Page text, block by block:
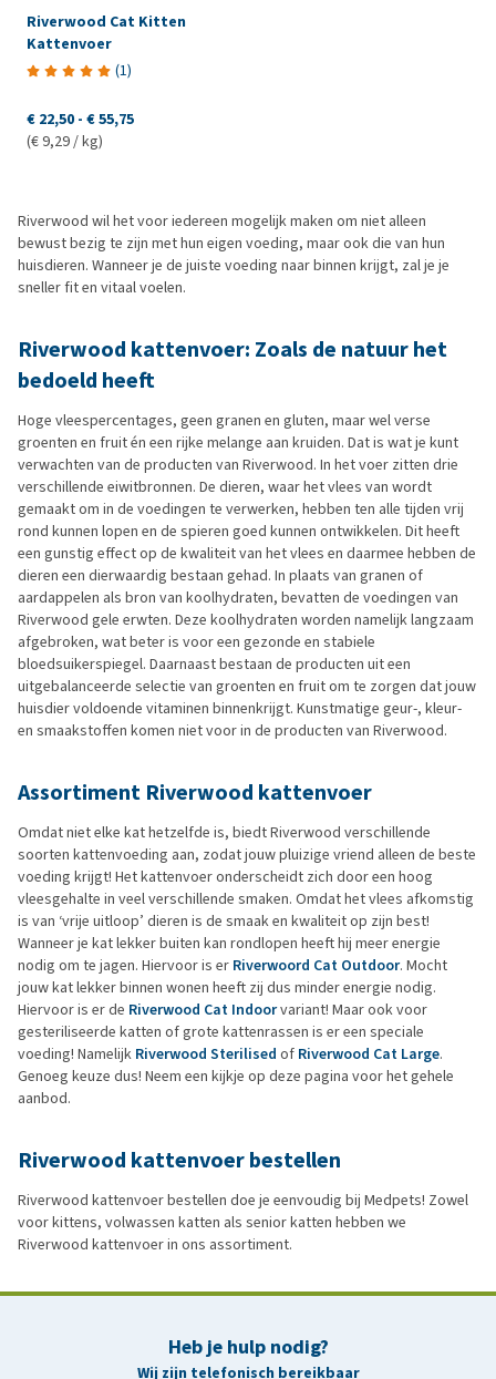
Riverwood Cat Kitten
Kattenvoer
(1)
€ 22,50 - € 55,75
(€ 9,29 / kg)
Riverwood wil het voor iedereen mogelijk maken om niet alleen
bewust bezig te zijn met hun eigen voeding, maar ook die van hun
huisdieren. Wanneer je de juiste voeding naar binnen krijgt, zal je je
sneller fit en vitaal voelen.
Riverwood kattenvoer: Zoals de natuur het
bedoeld heeft
Hoge vleespercentages, geen granen en gluten, maar wel verse
groenten en fruit én een rijke melange aan kruiden. Dat is wat je kunt
verwachten van de producten van Riverwood. In het voer zitten drie
verschillende eiwitbronnen. De dieren, waar het vlees van wordt
gemaakt om in de voedingen te verwerken, hebben ten alle tijden vrij
rond kunnen lopen en de spieren goed kunnen ontwikkelen. Dit heeft
een gunstig effect op de kwaliteit van het vlees en daarmee hebben de
dieren een dierwaardig bestaan gehad. In plaats van granen of
aardappelen als bron van koolhydraten, bevatten de voedingen van
Riverwood gele erwten. Deze koolhydraten worden namelijk langzaam
afgebroken, wat beter is voor een gezonde en stabiele
bloedsuikerspiegel. Daarnaast bestaan de producten uit een
uitgebalanceerde selectie van groenten en fruit om te zorgen dat jouw
huisdier voldoende vitaminen binnenkrijgt. Kunstmatige geur-, kleur-
en smaakstoffen komen niet voor in de producten van Riverwood.
Assortiment Riverwood kattenvoer
Omdat niet elke kat hetzelfde is, biedt Riverwood verschillende
soorten kattenvoeding aan, zodat jouw pluizige vriend alleen de beste
voeding krijgt! Het kattenvoer onderscheidt zich door een hoog
vleesgehalte in veel verschillende smaken. Omdat het vlees afkomstig
is van ‘vrije uitloop’ dieren is de smaak en kwaliteit op zijn best!
Wanneer je kat lekker buiten kan rondlopen heeft hij meer energie
nodig om te jagen. Hiervoor is er Riverwoord Cat Outdoor. Mocht
jouw kat lekker binnen wonen heeft zij dus minder energie nodig.
Hiervoor is er de Riverwood Cat Indoorvariant! Maar ook voor
gesteriliseerde katten of grote kattenrassen is er een speciale
voeding! Namelijk Riverwood Sterilised of Riverwood Cat Large.
Genoeg keuze dus! Neem een kijkje op deze pagina voor het gehele
aanbod.
Riverwood kattenvoer bestellen
Riverwood kattenvoer bestellen doe je eenvoudig bij Medpets! Zowel
voor kittens, volwassen katten als senior katten hebben we
Riverwood kattenvoer in ons assortiment.
Heb je hulp nodig?
Wij zijn telefonisch bereikbaar